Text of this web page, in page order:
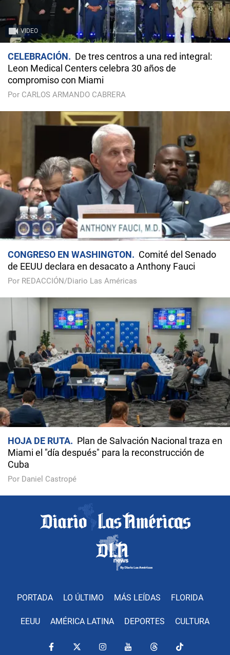
VIDEO
CELEBRACIÓN
De tres centros a una red integral:
Leon Medical Centers celebra 30 años de
compromiso con Miami
Por CARLOS ARMANDO CABRERA
CONGRESO EN WASHINGTON
Comité del Senado
de EEUU declara en desacato a Anthony Fauci
Por REDACCIÓN/Diario Las Américas
HOJA DE RUTA
Plan de Salvación Nacional traza en
Miami el "día después" para la reconstrucción de
Cuba
Por Daniel Castropé
PORTADA LO ÚLTIMO MÁS LEÍDAS FLORIDA
EEUU AMÉRICA LATINA DEPORTES CULTURA